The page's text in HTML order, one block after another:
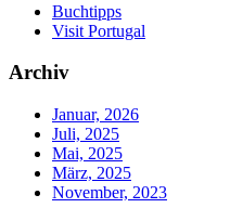
Buchtipps
Visit Portugal
Archiv
Januar, 2026
Juli, 2025
Mai, 2025
März, 2025
November, 2023